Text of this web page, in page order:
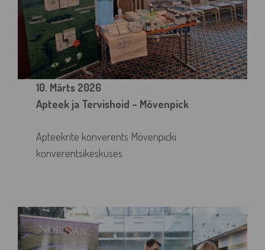
10. Märts 2026
Apteek ja Tervishoid – Mövenpick
Apteekrite konverents Mövenpicki
konverentsikeskuses